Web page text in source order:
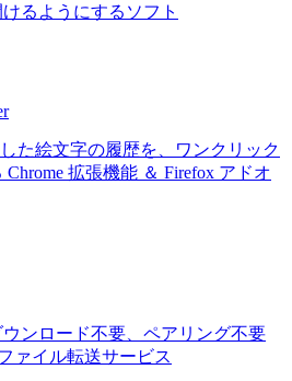
るようにするソフト
た絵文字の履歴を、ワンクリック
拡張機能 ＆ Firefox アドオ
ンロード不要、ペアリング不要
ァイル転送サービス